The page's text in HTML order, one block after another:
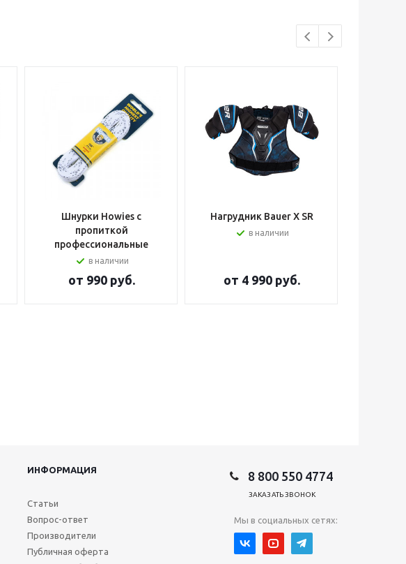
Шнурки Howies с
пропиткой
профессиональные
в наличии
от 990 руб.
Нагрудник Bauer X SR
в наличии
от 4 990 руб.
ИНФОРМАЦИЯ
Статьи
Вопрос-ответ
Производители
Публичная оферта
8 800 550 4774
ЗАКАЗАТЬ ЗВОНОК
Мы в социальных сетях: